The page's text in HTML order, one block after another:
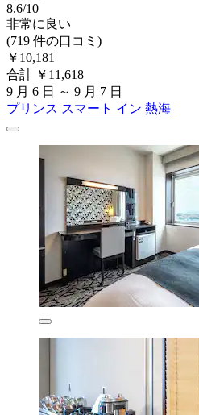
8.6/10
非常に良い
(719 件の口コミ)
￥10,181
合計 ￥11,618
9 月 6 日 ～ 9 月 7 日
プリンス スマート イン 熱海